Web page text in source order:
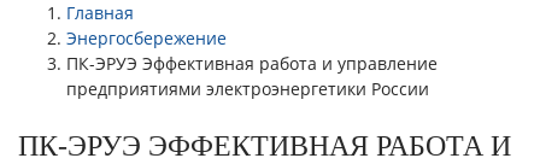
Главная
Энергосбережение
ПК-ЭРУЭ Эффективная работа и управление
предприятиями электроэнергетики России
ПК-ЭРУЭ ЭФФЕКТИВНАЯ РАБОТА И